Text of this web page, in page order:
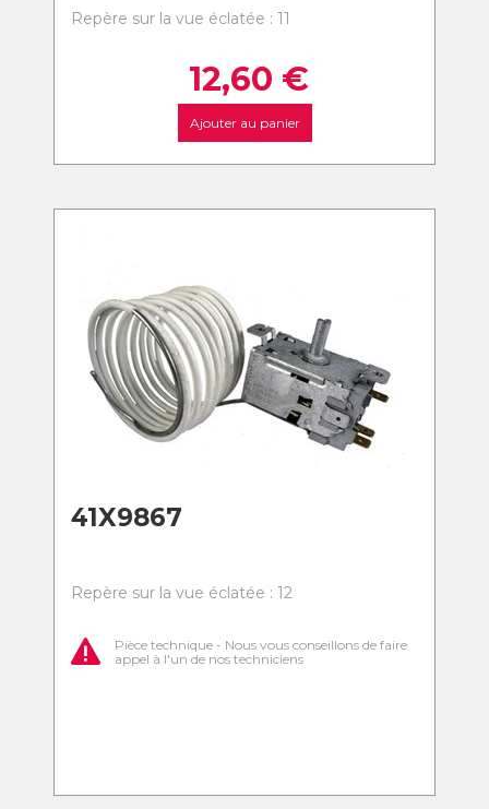
Repère sur la vue éclatée : 11
12,60 €
Ajouter au panier
41X9867
Repère sur la vue éclatée : 12
Pièce technique - Nous vous conseillons de faire
appel à l'un de nos techniciens